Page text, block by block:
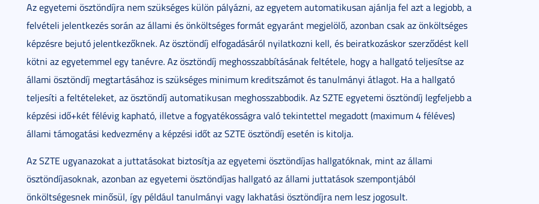
Az egyetemi ösztöndíjra nem szükséges külön pályázni, az egyetem automatikusan ajánlja fel azt a legjobb, a
felvételi jelentkezés során az állami és önköltséges formát egyaránt megjelölő, azonban csak az önköltséges
képzésre bejutó jelentkezőknek. Az ösztöndíj elfogadásáról nyilatkozni kell, és beiratkozáskor szerződést kell
kötni az egyetemmel egy tanévre. Az ösztöndíj meghosszabbításának feltétele, hogy a hallgató teljesítse az
állami ösztöndíj megtartásához is szükséges minimum kreditszámot és tanulmányi átlagot. Ha a hallgató
teljesíti a feltételeket, az ösztöndíj automatikusan meghosszabbodik. Az SZTE egyetemi ösztöndíj legfeljebb a
képzési idő+két félévig kapható, illetve a fogyatékosságra való tekintettel megadott (maximum 4 féléves)
állami támogatási kedvezmény a képzési időt az SZTE ösztöndíj esetén is kitolja.
Az SZTE ugyanazokat a juttatásokat biztosítja az egyetemi ösztöndíjas hallgatóknak, mint az állami
ösztöndíjasoknak, azonban az egyetemi ösztöndíjas hallgató az állami juttatások szempontjából
önköltségesnek minősül, így például tanulmányi vagy lakhatási ösztöndíjra nem lesz jogosult.